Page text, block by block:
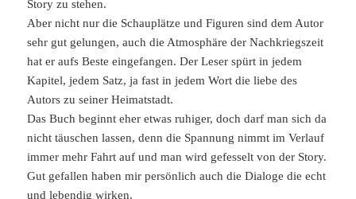
Story zu stehen.
Aber nicht nur die Schauplätze und Figuren sind dem Autor
sehr gut gelungen, auch die Atmosphäre der Nachkriegszeit
hat er aufs Beste eingefangen. Der Leser spürt in jedem
Kapitel, jedem Satz, ja fast in jedem Wort die liebe des
Autors zu seiner Heimatstadt.
Das Buch beginnt eher etwas ruhiger, doch darf man sich da
nicht täuschen lassen, denn die Spannung nimmt im Verlauf
immer mehr Fahrt auf und man wird gefesselt von der Story.
Gut gefallen haben mir persönlich auch die Dialoge die echt
und lebendig wirken.